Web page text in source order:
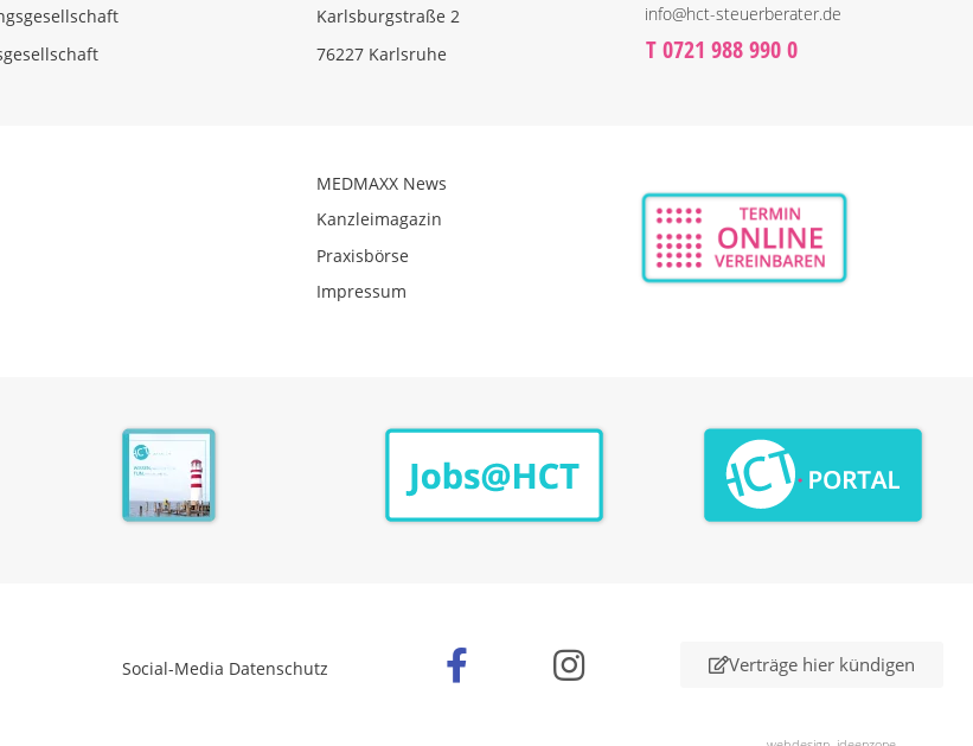
Karlsburgstraße 2
76227 Karlsruhe
info@hct-steuerberater.de
T 0721 988 990 0
MEDMAXX News
Kanzleimagazin
Praxisbörse
Impressum
Social-Media Datenschutz Verträge hier kündigen